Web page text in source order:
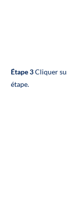
Étape 3Cliquer
étape.